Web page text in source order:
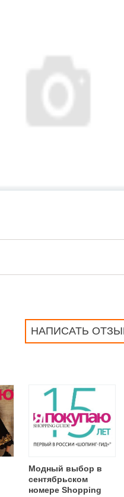
НАПИСАТЬ
Модный выбор в
сентябрьском
номере Shopping